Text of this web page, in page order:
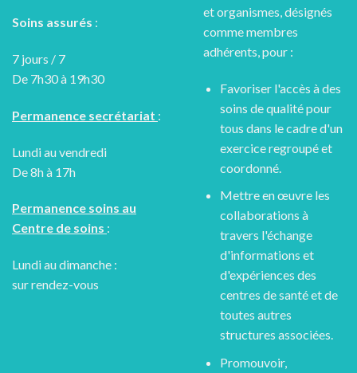
Soins assurés :
7 jours / 7
De 7h30 à 19h30
Permanence secrétariat :
Lundi au vendredi
De 8h à 17h
Permanence soins au
Centre de soins :
Lundi au dimanche :
sur rendez-vous
et organismes, désignés
comme membres
adhérents, pour :
Favoriser l'accès à des
soins de qualité pour
tous dans le cadre d'un
exercice regroupé et
coordonné.
Mettre en œuvre les
collaborations à
travers l'échange
d'informations et
d'expériences des
centres de santé et de
toutes autres
structures associées.
Promouvoir,